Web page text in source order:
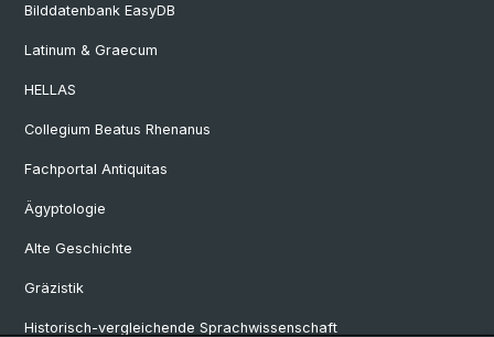
Bilddatenbank EasyDB
Latinum & Graecum
HELLAS
Collegium Beatus Rhenanus
Fachportal Antiquitas
Ägyptologie
Alte Geschichte
Gräzistik
Historisch-vergleichende Sprachwissenschaft